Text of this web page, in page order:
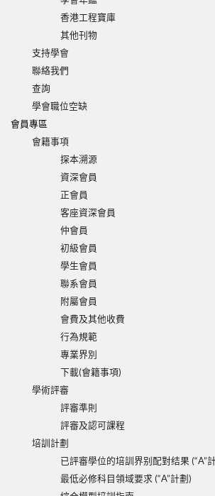
香港工程寶庫
其他刊物
支持學會
聯絡我們
查詢
學會職位空缺
會員專區
會籍事項
探本溯源
資深會員
正會員
客座資深會員
仲會員
初級會員
學生會員
聯系會員
附屬會員
會費及其他收費
行為規範
專業界別
下載(會籍事項)
學術評審
評審準則
評審及認可課程
培訓計劃
已評審學位的培訓界别配對结果 (“A”
最低必修科目領域要求 (“A”計劃)